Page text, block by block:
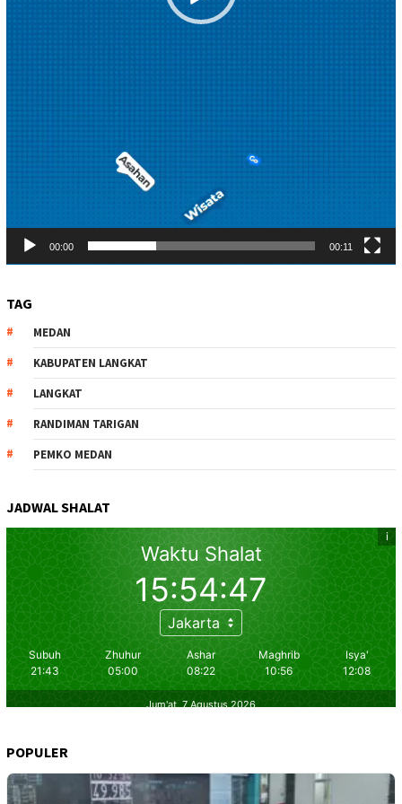
00:00 00:11
TAG
MEDAN
KABUPATEN LANGKAT
LANGKAT
RANDIMAN TARIGAN
PEMKO MEDAN
JADWAL SHALAT
POPULER